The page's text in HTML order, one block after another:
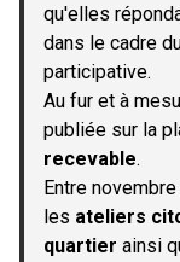
qu'elles
dans le cadre
participative.
Au fur et à
publiée sur la
recevable.
Entre
les ateliers
quartier ainsi